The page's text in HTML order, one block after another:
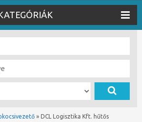
» DCL Logisztika Kft. hűtős